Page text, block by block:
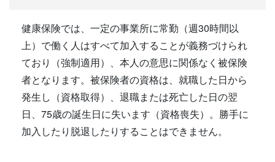
健康保険では、一定の事業所に常勤（週30時間以
上）で働く人はすべて加入することが義務づけられ
ており（強制適用）、本人の意思に関係なく被保険
者となります。被保険者の資格は、就職した日から
発生し（資格取得）、退職または死亡した日の翌
日、75歳の誕生日に失います（資格喪失）。勝手に
加入したり脱退したりすることはできません。